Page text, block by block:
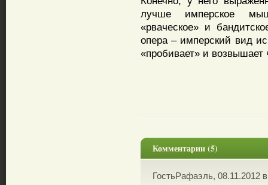
лучше имперское
«рваческое» и
опера – имперский вид
«пробивает» и возвышает
Комментарии (5)
ГостьРафаэль, 08.11.2012